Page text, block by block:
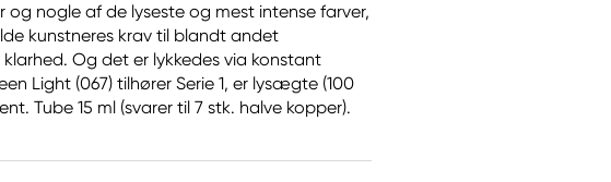
nogle af de lyseste og mest intense farver,
kunstneres krav til blandt andet
Og det er lykkedes via konstant
Light (067) tilhører Serie 1, er lysægte (100
Tube 15 ml (svarer til 7 stk. halve kopper).